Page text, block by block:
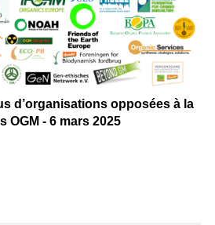
d’organisations opposées à la
OGM - 6 mars 2025